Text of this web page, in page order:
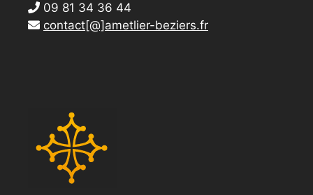
09 81 34 36 44
contact[@]ametlier-beziers.fr